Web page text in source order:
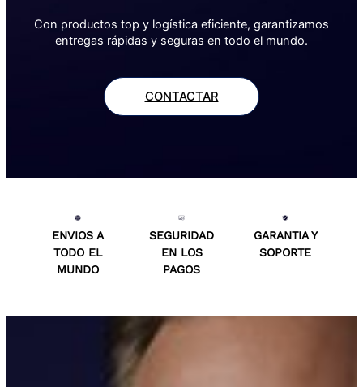
Con productos top y logística eficiente, garantizamos
entregas rápidas y seguras en todo el mundo.
CONTACTAR
ENVIOS A
TODO EL
MUNDO
SEGURIDAD
EN LOS
PAGOS
GARANTIA Y
SOPORTE